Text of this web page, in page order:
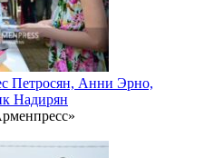
Петросян, Анни Эрно,
Надирян